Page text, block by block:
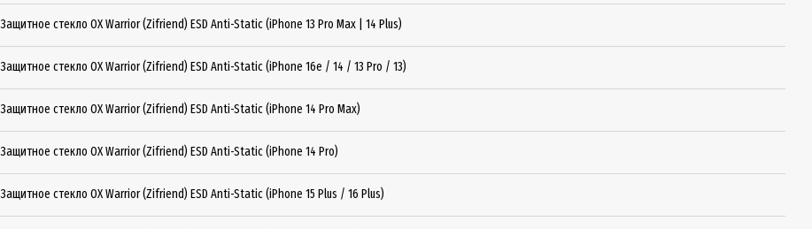
Защитное стекло OX Warrior (Zifriend) ESD Anti-Static (iPhone 13 Pro Max | 14 Plus)
Защитное стекло OX Warrior (Zifriend) ESD Anti-Static (iPhone 16e / 14 / 13 Pro / 13)
Защитное стекло OX Warrior (Zifriend) ESD Anti-Static (iPhone 14 Pro Max)
Защитное стекло OX Warrior (Zifriend) ESD Anti-Static (iPhone 14 Pro)
Защитное стекло OX Warrior (Zifriend) ESD Anti-Static (iPhone 15 Plus / 16 Plus)